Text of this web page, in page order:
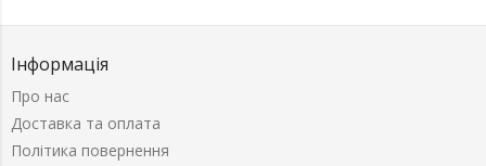
Інформація
Про нас
Доставка та оплата
Політика повернення